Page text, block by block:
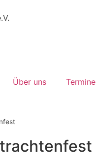
Über uns Termine